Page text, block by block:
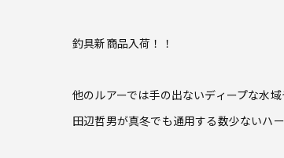
釣具新商品入荷！！
他のルアーでは手の出ないディープな水
田辺哲男が真冬でも通用する数少ないハ